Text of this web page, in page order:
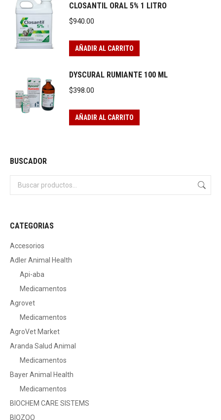
CLOSANTIL ORAL 5% 1 LITRO
$940.00
AÑADIR AL CARRITO
DYSCURAL RUMIANTE 100 ML
$398.00
AÑADIR AL CARRITO
BUSCADOR
CATEGORIAS
Accesorios
Adler Animal Health
Api-aba
Medicamentos
Agrovet
Medicamentos
AgroVet Market
Aranda Salud Animal
Medicamentos
Bayer Animal Health
Medicamentos
BIOCHEM CARE SISTEMS
BIOZOO